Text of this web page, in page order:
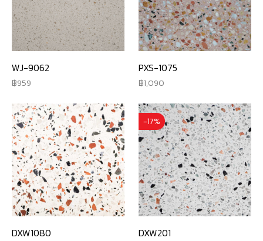
WJ-9062
959
PXS-1075
1,090
DXW1080
-17%
DXW201